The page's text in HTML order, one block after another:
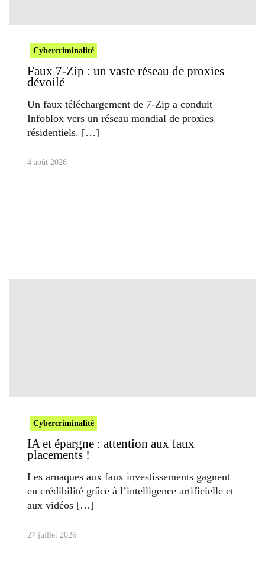
Cybercriminalité
Faux 7-Zip : un vaste réseau de proxies
dévoilé
Un faux téléchargement de 7-Zip a conduit
Infoblox vers un réseau mondial de proxies
résidentiels.
4 août 2026
Cybercriminalité
IA et épargne : attention aux faux
placements !
Les arnaques aux faux investissements gagnent
en crédibilité grâce à l’intelligence artificielle et
aux vidéos
27 juillet 2026